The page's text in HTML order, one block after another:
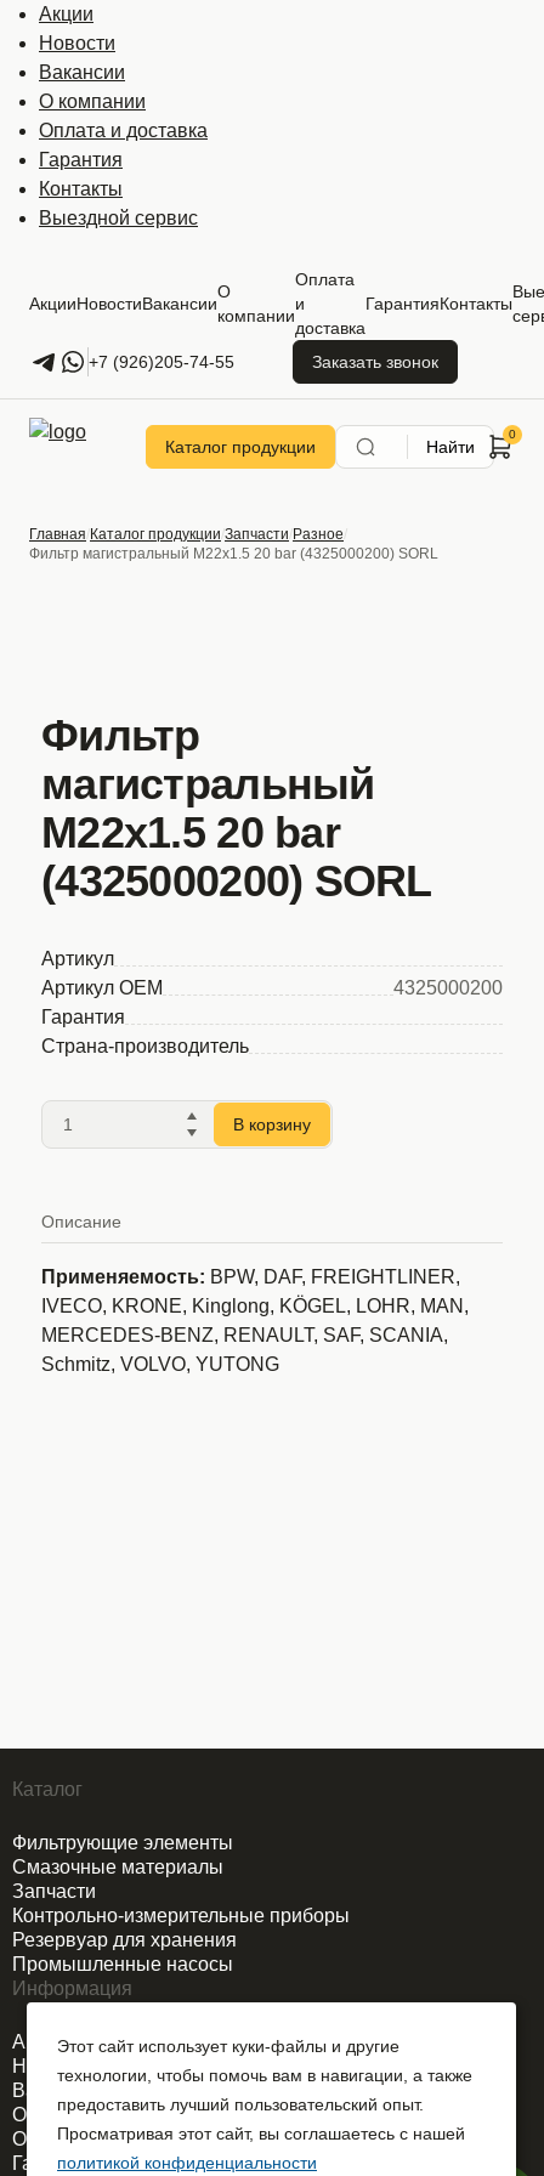
Акции
Новости
Вакансии
О компании
Оплата и доставка
Гарантия
Контакты
Выездной сервис
АкцииНовостиВакансии
О
компании
Оплата
и
доставка
ГарантияКонтакты
+7 (926)205-74-55 Заказать звонок
Каталог продукции Найти
Главная Каталог продукции Запчасти Разное
Фильтр магистральный M22x1.5 20 bar (4325000200) SORL
Фильтр
магистральный
M22x1.5 20 bar
(4325000200) SORL
Артикул
Артикул OEM
4325000200
Гарантия
Страна-производитель
В корзину
Описание
Применяемость: BPW, DAF, FREIGHTLINER,
IVECO, KRONE, Kinglong, KÖGEL, LOHR, MAN,
MERCEDES-BENZ, RENAULT, SAF, SCANIA,
Schmitz, VOLVO, YUTONG
Каталог
Фильтрующие элементы
Смазочные материалы
Запчасти
Контрольно-измерительные приборы
Резервуар для хранения
Промышленные насосы
Информация
Акции
Новости
Вакансии
О компании
Оплата и доставка
Гарантия
Этот сайт использует куки-файлы и другие
технологии, чтобы помочь вам в навигации, а также
предоставить лучший пользовательский опыт.
Просматривая этот сайт, вы соглашаетесь с нашей
политикой конфиденциальности